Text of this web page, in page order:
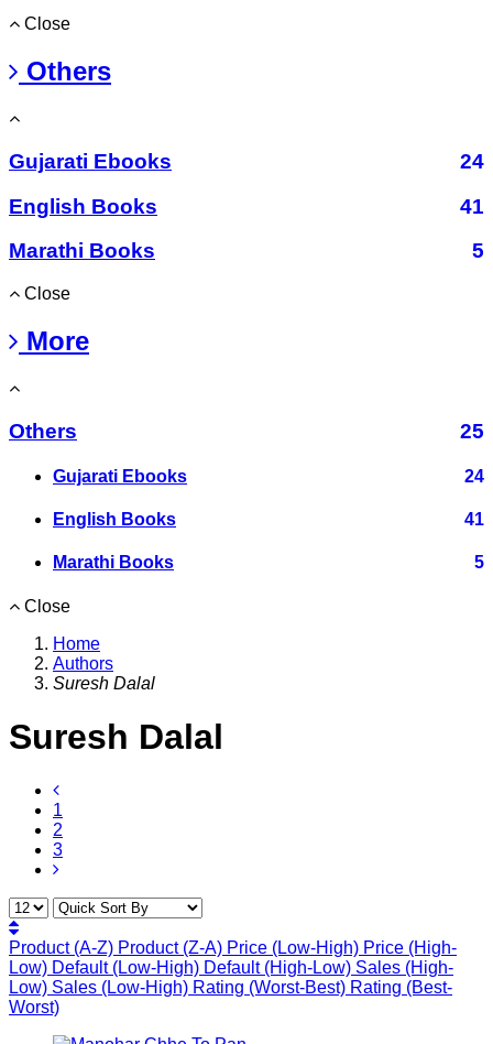
Close
Others
Gujarati Ebooks
24
English Books
41
Marathi Books
5
Close
More
Others 25
Gujarati Ebooks 24
English Books 41
Marathi Books 5
Close
Home
Authors
Suresh Dalal
Suresh Dalal
1
2
3
Product (A-Z) Product (Z-A) Price (Low-High) Price (High-
Low) Default (Low-High) Default (High-Low) Sales (High-
Low) Sales (Low-High) Rating (Worst-Best) Rating (Best-
Worst)